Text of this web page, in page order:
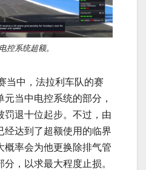
控系统超额。
当中，法拉利车队的赛
当中电控系统的部分，
罚退十位起步。不过，由
经达到了超额使用的临界
概率会为他更换除排气管
，以求最大程度止损。